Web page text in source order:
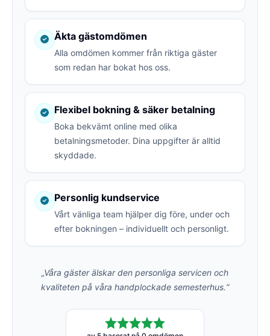
Äkta gästomdömen
Alla omdömen kommer från riktiga gäster
som redan har bokat hos oss.
Flexibel bokning & säker betalning
Boka bekvämt online med olika
betalningsmetoder. Dina uppgifter är alltid
skyddade.
Personlig kundservice
Vårt vänliga team hjälper dig före, under och
efter bokningen – individuellt och personligt.
„Våra gäster älskar den personliga servicen och
kvaliteten på våra handplockade semesterhus.“